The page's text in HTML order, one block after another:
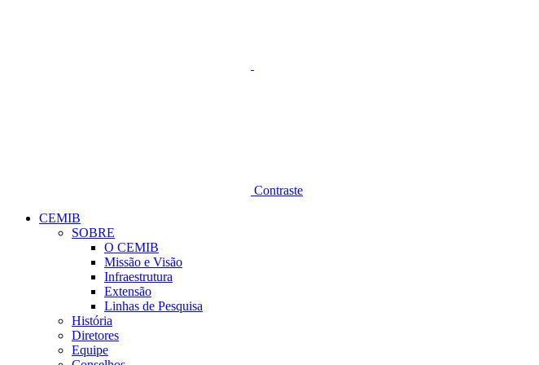
Contraste
CEMIB
SOBRE
O CEMIB
Missão e Visão
Infraestrutura
Extensão
Linhas de Pesquisa
História
Diretores
Equipe